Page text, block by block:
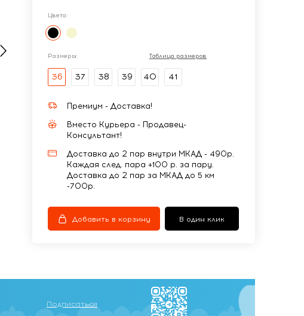
Цвета:
Размеры: Таблица размеров
36 37 38 39 40 41
Премиум - Доставка!
Вместо Курьера - Продавец-
Консультант!
Доставка до 2 пар внутри МКАД - 490р.
Каждая след. пара +100 р. за пару.
Доставка до 2 пар за МКАД до 5 км
-700р.
Добавить в корзину В один клик
Подписаться